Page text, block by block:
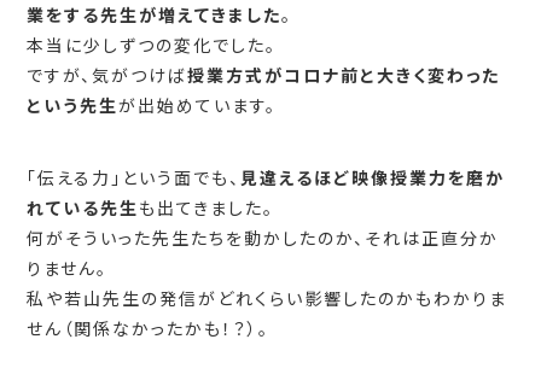
業をする先生が増えてきました。
本当に少しずつの変化でした。
ですが、気がつけば授業方式がコロナ前と大きく変わった
という先生が出始めています。
「伝える力」という面でも、 見違えるほど映像授業力を磨か
れている先生 も出てきました。
何がそういった先生たちを動かしたのか、それは正直分か
りません。
私や若山先生の発信がどれくらい影響したのかもわかりま
せん（関係なかったかも！？）。